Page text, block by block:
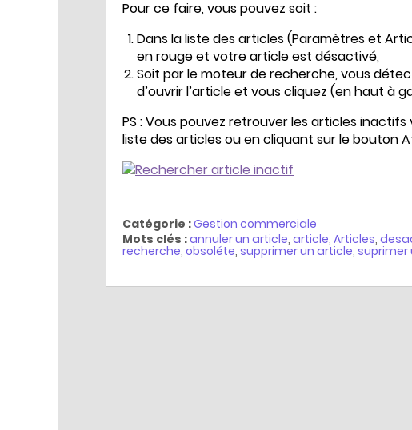
Pour ce faire, vous pouvez soit :
Dans la liste des articles (Paramètres et
en rouge et votre article est désactivé,
Soit par le moteur de recherche, vous
d’ouvrir l’article et vous cliquez (en haut à
PS : Vous pouvez retrouver les articles
liste des articles ou en cliquant sur le bouton
Catégorie :Gestion commerciale
Mots clés :annuler un article, article, Articles,
recherche, obsoléte, supprimer un article, suprimer